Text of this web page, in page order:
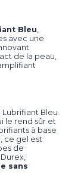
Bleu
avec une
de la peau,
Lubrifiant Bleu
le rend sûr et
à base
ce gel est
de
sans